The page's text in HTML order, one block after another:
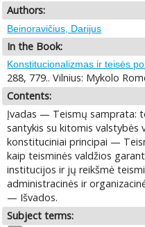
Authors:
Beinoravičius, Darijus
In the Book:
Konstitucionalizmas ir teisės
288, 779.. Vilnius: Mykolo
Contents:
Įvadas — Teismų samprata:
santykis su kitomis
konstituciniai principai —
kaip teisminės valdžios
institucijos ir jų reikšmė
administracinės ir
— Išvados.
Subject terms: